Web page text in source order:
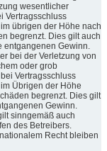
wesentlicher
Vertragsschluss
übrigen der Höhe nach
begrenzt. Dies gilt auch
entgangenen Gewinn.
bei der Verletzung von
oder grob
Vertragsschluss
Übrigen der Höhe
begrenzt. Dies gilt
Gewinn.
sinngemäß auch
des Betreibers.
Recht bleiben